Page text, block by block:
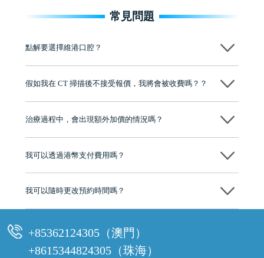
常見問題
點解要選擇維港口腔？
牌」、「2025香港企業領袖品牌」，是諾貝爾種植系統全球放心植牙中
至今已服務超過三十個國家和地區的顧客，受到粵港澳大灣區及周邊城
有咨詢及服務保障中心，有任何問題都可以隨時預約免費咨詢，讓人十
假如我在 CT 掃描後不接受報價，我將會被收費嗎？？
治療過程中，會出現額外加價的情況嗎？
我可以透過港幣支付費用嗎？
可以。維港口腔會按照當日匯率轉算收取費用，而匯率會及時告知客人
我可以隨時更改預約時間嗎？
+85362124305（澳門）
+8615344824305（珠海）